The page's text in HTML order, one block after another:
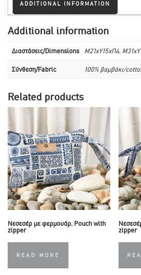
ADDITIONAL INFORMATION
Additional information
Διαστάσεις/Dimensions M21xY15xΠ4,
Σύνθεση/Fabric 100% βαμβάκι/
Related products
Νεσεσέρ με φερμουάρ, Pouch with
zipper
READ MORE
zipper